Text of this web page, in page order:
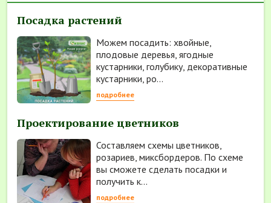
Посадка растений
Можем посадить: хвойные,
плодовые деревья, ягодные
кустарники, голубику, декоративные
кустарники, ро...
подробнее
Проектирование цветников
Составляем схемы цветников,
розариев, миксбордеров. По схеме
вы сможете сделать посадки и
получить к...
подробнее